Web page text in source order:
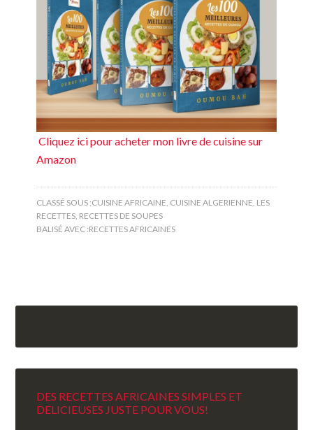
Cliquez ici pour acheter mon livre de cuisine sur
Amazon
CLASSÉ SOUS :CUISINE AFRICAINE, CUISINE ALGERIENNE, LES
RECETTES, RECETTES DE SOUPES
BALISÉ AVEC :RECETTES AFRICAINES
DES RECETTES AFRICAINES SIMPLES ET
DELICIEUSES JUSTE POUR VOUS!